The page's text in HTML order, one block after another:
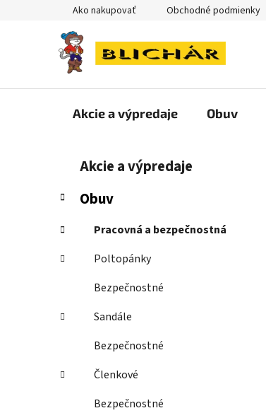
Ako nakupovať Obchodné podmienky
Akcie a výpredaje Obuv
č
ý
p
l
Preskočiť
kategórie
t
e
ó
r
i
Akcie a výpredaje
Obuv
Pracovná a bezpečnostná
Poltopánky
Bezpečnostné
Sandále
Bezpečnostné
Členkové
Bezpečnostné